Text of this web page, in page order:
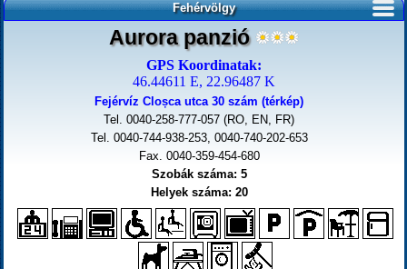
Fehérvölgy
Aurora panzió
GPS Koordinatak:
46.44611 E, 22.96487 K
Fejérvíz Cloșca utca 30 szám (térkép)
Tel. 0040-258-777-057 (RO, EN, FR)
Tel. 0040-744-938-253, 0040-740-202-653
Fax. 0040-359-454-680
Szobák száma: 5
Helyek száma: 20